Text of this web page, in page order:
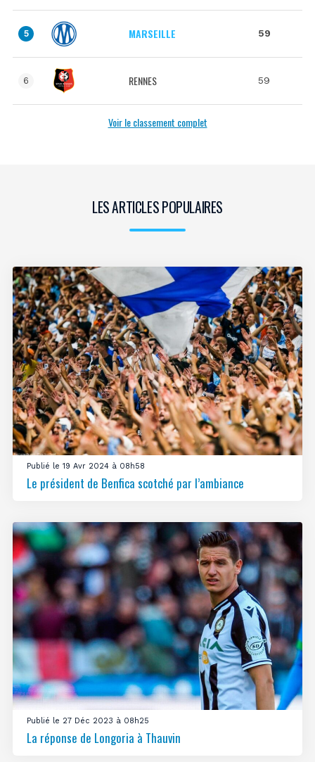
5 MARSEILLE 59
6 RENNES 59
Voir le classement complet
LES ARTICLES POPULAIRES
Publié le 19 Avr 2024 à 08h58
Le président de Benfica scotché par l’ambiance
Publié le 27 Déc 2023 à 08h25
La réponse de Longoria à Thauvin